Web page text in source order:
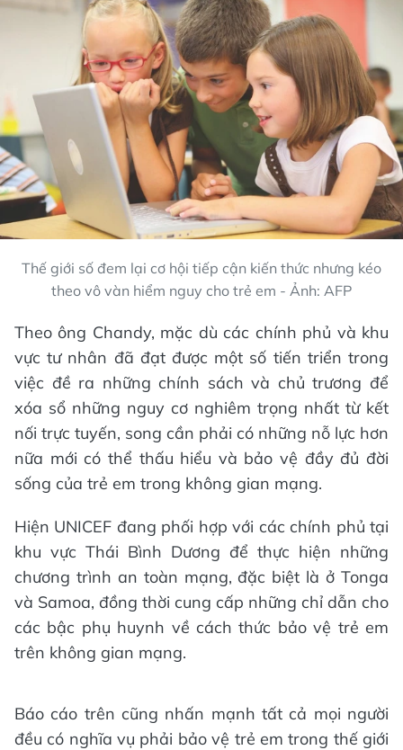
Thế giới số đem lại cơ hội tiếp cận kiến thức nhưng kéo
theo vô vàn hiểm nguy cho trẻ em - Ảnh: AFP
Theo ông Chandy, mặc dù các chính phủ và khu
vực tư nhân đã đạt được một số tiến triển trong
việc đề ra những chính sách và chủ trương để
xóa sổ những nguy cơ nghiêm trọng nhất từ kết
nối trực tuyến, song cần phải có những nỗ lực hơn
nữa mới có thể thấu hiểu và bảo vệ đầy đủ đời
sống của trẻ em trong không gian mạng.
Hiện UNICEF đang phối hợp với các chính phủ tại
khu vực Thái Bình Dương để thực hiện những
chương trình an toàn mạng, đặc biệt là ở Tonga
và Samoa, đồng thời cung cấp những chỉ dẫn cho
các bậc phụ huynh về cách thức bảo vệ trẻ em
trên không gian mạng.
Báo cáo trên cũng nhấn mạnh tất cả mọi người
đều có nghĩa vụ phải bảo vệ trẻ em trong thế giới